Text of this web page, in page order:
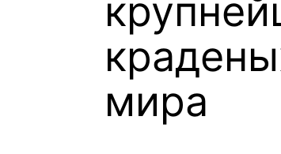
мира